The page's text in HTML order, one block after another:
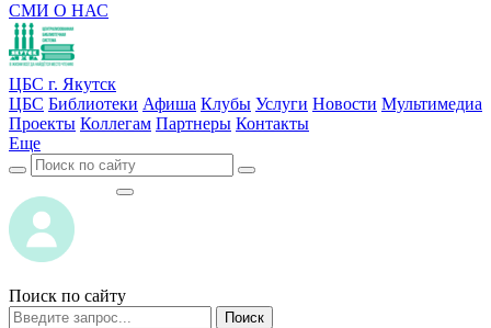
СМИ О НАС
ЦБС г. Якутск
ЦБС Библиотеки Афиша Клубы Услуги Новости Мультимедиа
Проекты Коллегам Партнеры Контакты
Еще
Поиск по сайту
Поиск